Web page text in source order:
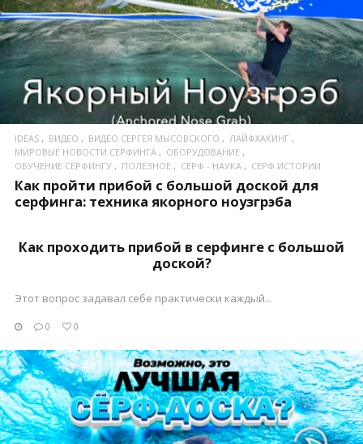
ПОСМОТРЕТЬ
IDEAS ВИДЕО ВИДЕО СЕРГЕЯ МЫСОВСКОГО
ЛАЙФХАКИНГ
МИРОВЫЕ НОВОСТИ СЕРФИНГА
ОБОРУДОВАНИЕ
ОБУЧЕНИЕ СЕРФИНГУ
ПОЛЕЗНОЕ СЕРФ - НАУКА СЕРФ ИСТОРИИ
Как пройти прибой с большой доской для
серфинга: техника якорного ноузгрэба
Как проходить прибой в серфинге с большой
доской?
Этот вопрос задавал себе практически каждый...
0 0